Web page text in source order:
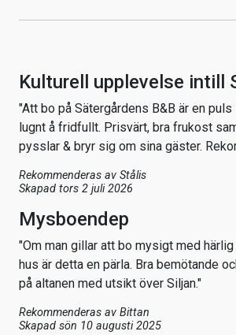
Kulturell upplevelse intill
"Att bo på Sätergårdens B&B är en
lugnt å fridfullt. Prisvärt, bra frukost
pysslar & bryr sig om sina gäster.
Rekommenderas av Stålis
Skapad tors 2 juli 2026
Mysboendep
"Om man gillar att bo mysigt med
hus är detta en pärla. Bra bemötande
på altanen med utsikt över Siljan."
Rekommenderas av Bittan
Skapad sön 10 augusti 2025